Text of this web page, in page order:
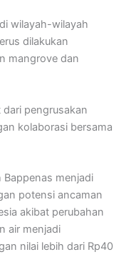
wilayah-wilayah
dilakukan
mangrove dan
pengrusakan
kolaborasi bersama
Bappenas menjadi
potensi ancaman
akibat perubahan
air menjadi
nilai lebih dari Rp40